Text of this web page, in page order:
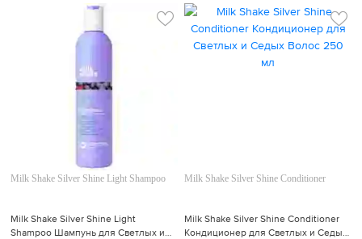
Milk Shake Silver Shine Light Shampoo
Milk Shake Silver Shine Light
Shampoo Шампунь для Светлых и
Milk Shake Silver Shine Conditioner
Milk Shake Silver Shine Conditioner
Кондиционер для Светлых и Седых